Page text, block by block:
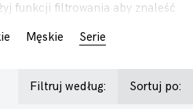
funkcji filtrowania aby znaleść
Męskie Serie
Sortuj po:
Filtruj według: